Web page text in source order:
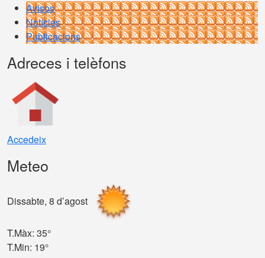
Avisos
Notícies
Publicacions
Adreces i telèfons
Accedeix
Meteo
Dissabte, 8 d’agost
T.Màx: 35°
T.Min: 19°